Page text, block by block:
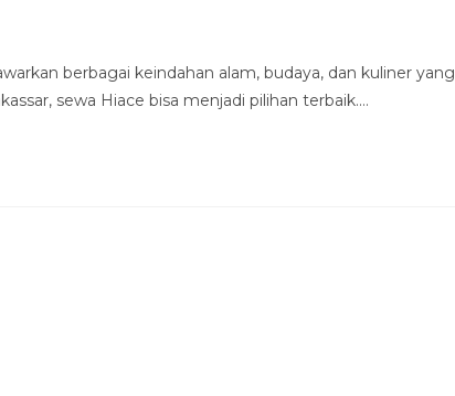
berbagai keindahan alam, budaya, dan kuliner yang
sewa Hiace bisa menjadi pilihan terbaik.…